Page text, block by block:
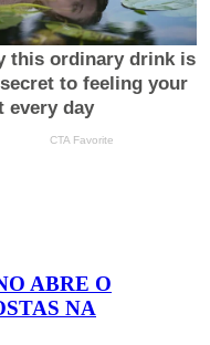
ABRE O
NA